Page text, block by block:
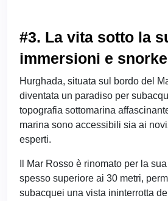
#3. La vita sotto la
immersioni e
Hurghada, situata sul bordo del
diventata un paradiso per
topografia sottomarina
marina sono accessibili sia ai
esperti.
Il Mar Rosso è rinomato per la
spesso superiore ai 30 metri,
subacquei una vista ininterrotta